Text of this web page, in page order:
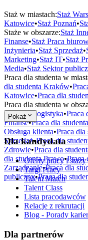
Staż w miastach:Staż
Katowice•Staż Poznań•
Staże w obszarze:Staż
Finanse•Staż Praca
Inżynieria•Staż Sprzedaż•
Marketing•Staż IT•Staż
Media•Staż Sektor
Praca dla studenta w
dla studenta Kraków•
Katowice•Praca dla
Praca dla studenta w
studentaLogistyka•Praca
Finanse•Praca dla studenta
Obsługa klienta•Praca dla
Sprzedaż•Praca dla
Zdrowie•Praca dla
dla studentaPrawo•Praca
Zarządzanie•Praca dla
publiczny•Praca dla
Pokaż
Dla kandydata
Oferty pracy i staży
Targi Pracy
Talent Match
Talent Class
Lista pracodawców
Relacje z rekrutacji
Blog - Porady
Dla partnerów